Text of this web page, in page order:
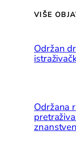
VIŠE
Održan
Održana